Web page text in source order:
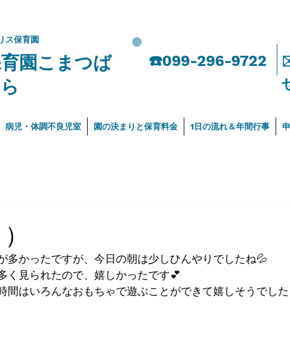
ス保育園
園こまつば
ら
​☎️099-296-9722
病児・体調不良児室 園の決まりと保育料金 1日の流れ＆年間行事
多かったですが、今日の朝は少しひんやりでしたね💦
く見られたので、嬉しかったです💕
間はいろんなおもちゃで遊ぶことができて嬉しそうでし